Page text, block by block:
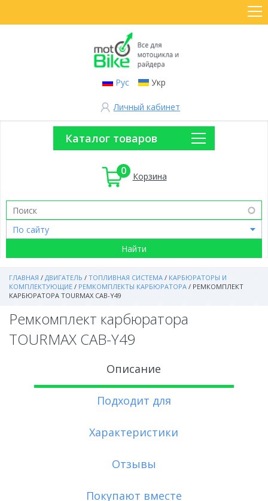
Рус Укр
Личный кабинет
Каталог товаров
0 Корзина
ГЛАВНАЯ / ДВИГАТЕЛЬ / ТОПЛИВНАЯ СИСТЕМА / КАРБЮРАТОРЫ И
КОМПЛЕКТУЮЩИЕ / РЕМКОМПЛЕКТЫ КАРБЮРАТОРА / РЕМКОМПЛЕКТ
КАРБЮРАТОРА TOURMAX CAB-Y49
Ремкомплект карбюратора
TOURMAX CAB-Y49
Описание
Подходит для
Характеристики
Отзывы
Покупают вместе